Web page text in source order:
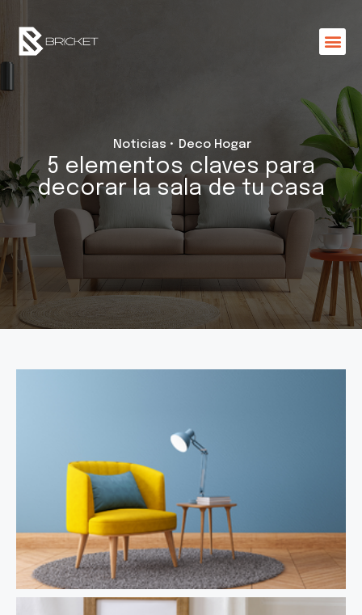
Noticias • Deco Hogar
5 elementos claves para
decorar la sala de tu casa